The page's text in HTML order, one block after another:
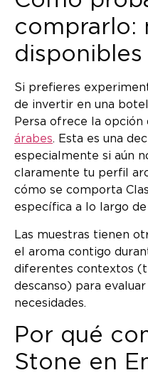
comprarlo:
disponibles
Si prefieres
de invertir en una
Persa ofrece la opción
árabes. Esta es una
especialmente si aún
claramente tu perfil
cómo se comporta
específica a lo largo de
Las muestras tienen
el aroma contigo
diferentes contextos
descanso) para
necesidades.
Por qué
Stone en